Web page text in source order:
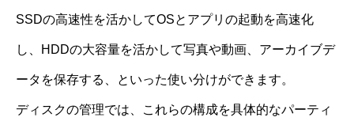
SSDの高速性を活かしてOSとアプリの起動を高速化
し、HDDの大容量を活かして写真や動画、アーカイブデ
ータを保存する、といった使い分けができます。
ディスクの管理では、これらの構成を具体的なパーティ